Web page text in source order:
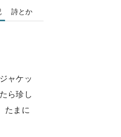
詩とか
ャケッ
ら珍し
たまに